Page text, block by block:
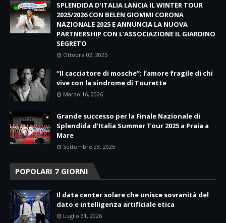
SPLENDIDA D’ITALIA LANCIA IL WINTER TOUR
2025/2026 CON BELEN GIOMMI CORONA
NAZIONALE 2025 E ANNUNCIA LA NUOVA
PARTNERSHIP CON L’ASSOCIAZIONE IL GIARDINO
SEGRETO
Ottobre 02, 2025
“Il cacciatore di mosche”: l’amore fragile di chi
vive con la sindrome di Tourette
Marzo 16, 2026
Grande successo per la Finale Nazionale di
Splendida d’Italia Summer Tour 2025 a Praia a
Mare
Settembre 23, 2025
POPOLARI 7 GIORNI
Il data center solare che unisce sovranità del
dato e intelligenza artificiale etica
Luglio 31, 2026